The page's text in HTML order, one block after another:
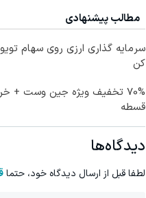
مطالب پیشنهادی
سرمایه گذاری ارزی روی سهام
کن
قسطه
دیدگاه‌ها
لطفا قبل از ارسال دیدگاه خود، حتما